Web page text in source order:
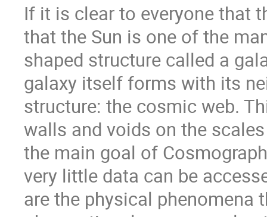
If it is clear to everyone that
that the Sun is one of the
shaped structure called a
galaxy itself forms with its
structure: the cosmic web.
walls and voids on the
the main goal of
very little data can be
are the physical phenomena